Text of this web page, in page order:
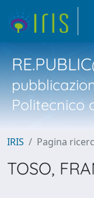
Politecnico
IRIS Pagina
TOSO,